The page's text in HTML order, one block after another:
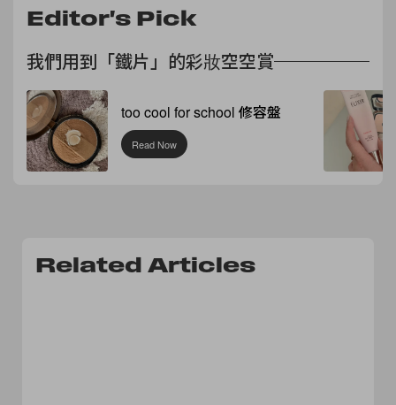
Editor's Pick
我們用到「鐵片」的彩妝空空賞
too cool for school 修容盤
Read Now
Related Articles